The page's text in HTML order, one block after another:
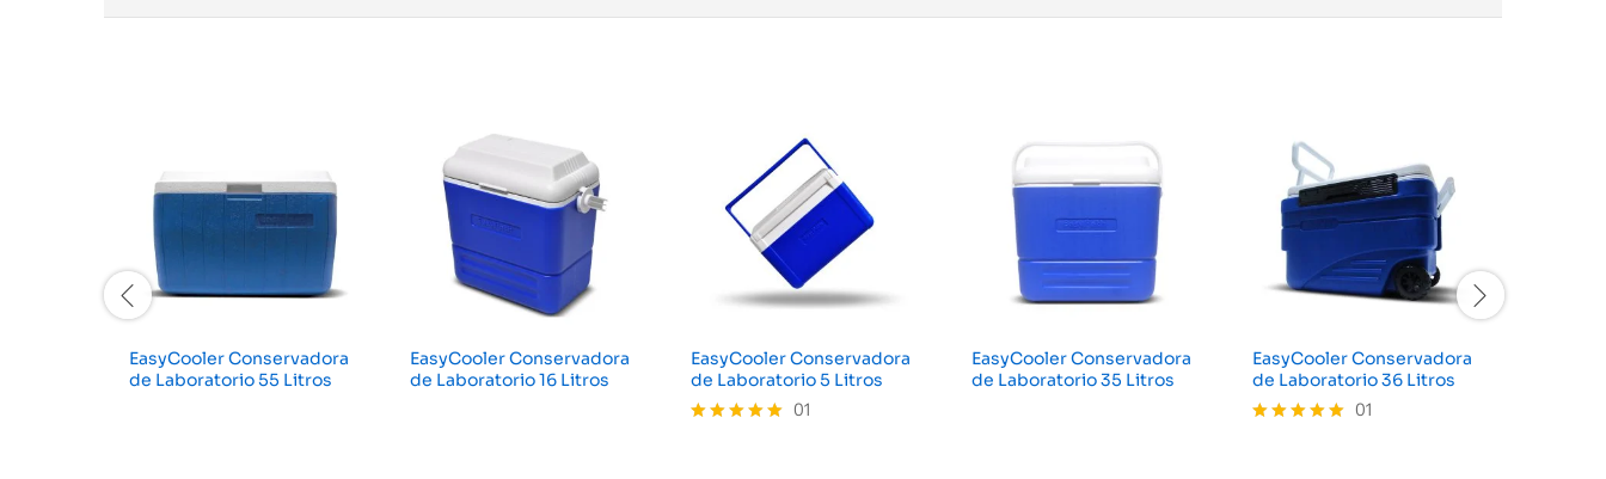
EasyCooler Conservadora
de Laboratorio 55 Litros
EasyCooler Conservadora
de Laboratorio 16 Litros
EasyCooler Conservadora
de Laboratorio 5 Litros
01
EasyCooler Conservadora
de Laboratorio 35 Litros
EasyCooler Conservadora
de Laboratorio 36 Litros
01